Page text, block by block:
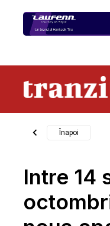
Înapoi
Intre 14